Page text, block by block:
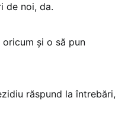
de noi, da.
oricum și o să pun
răspund la întrebări,